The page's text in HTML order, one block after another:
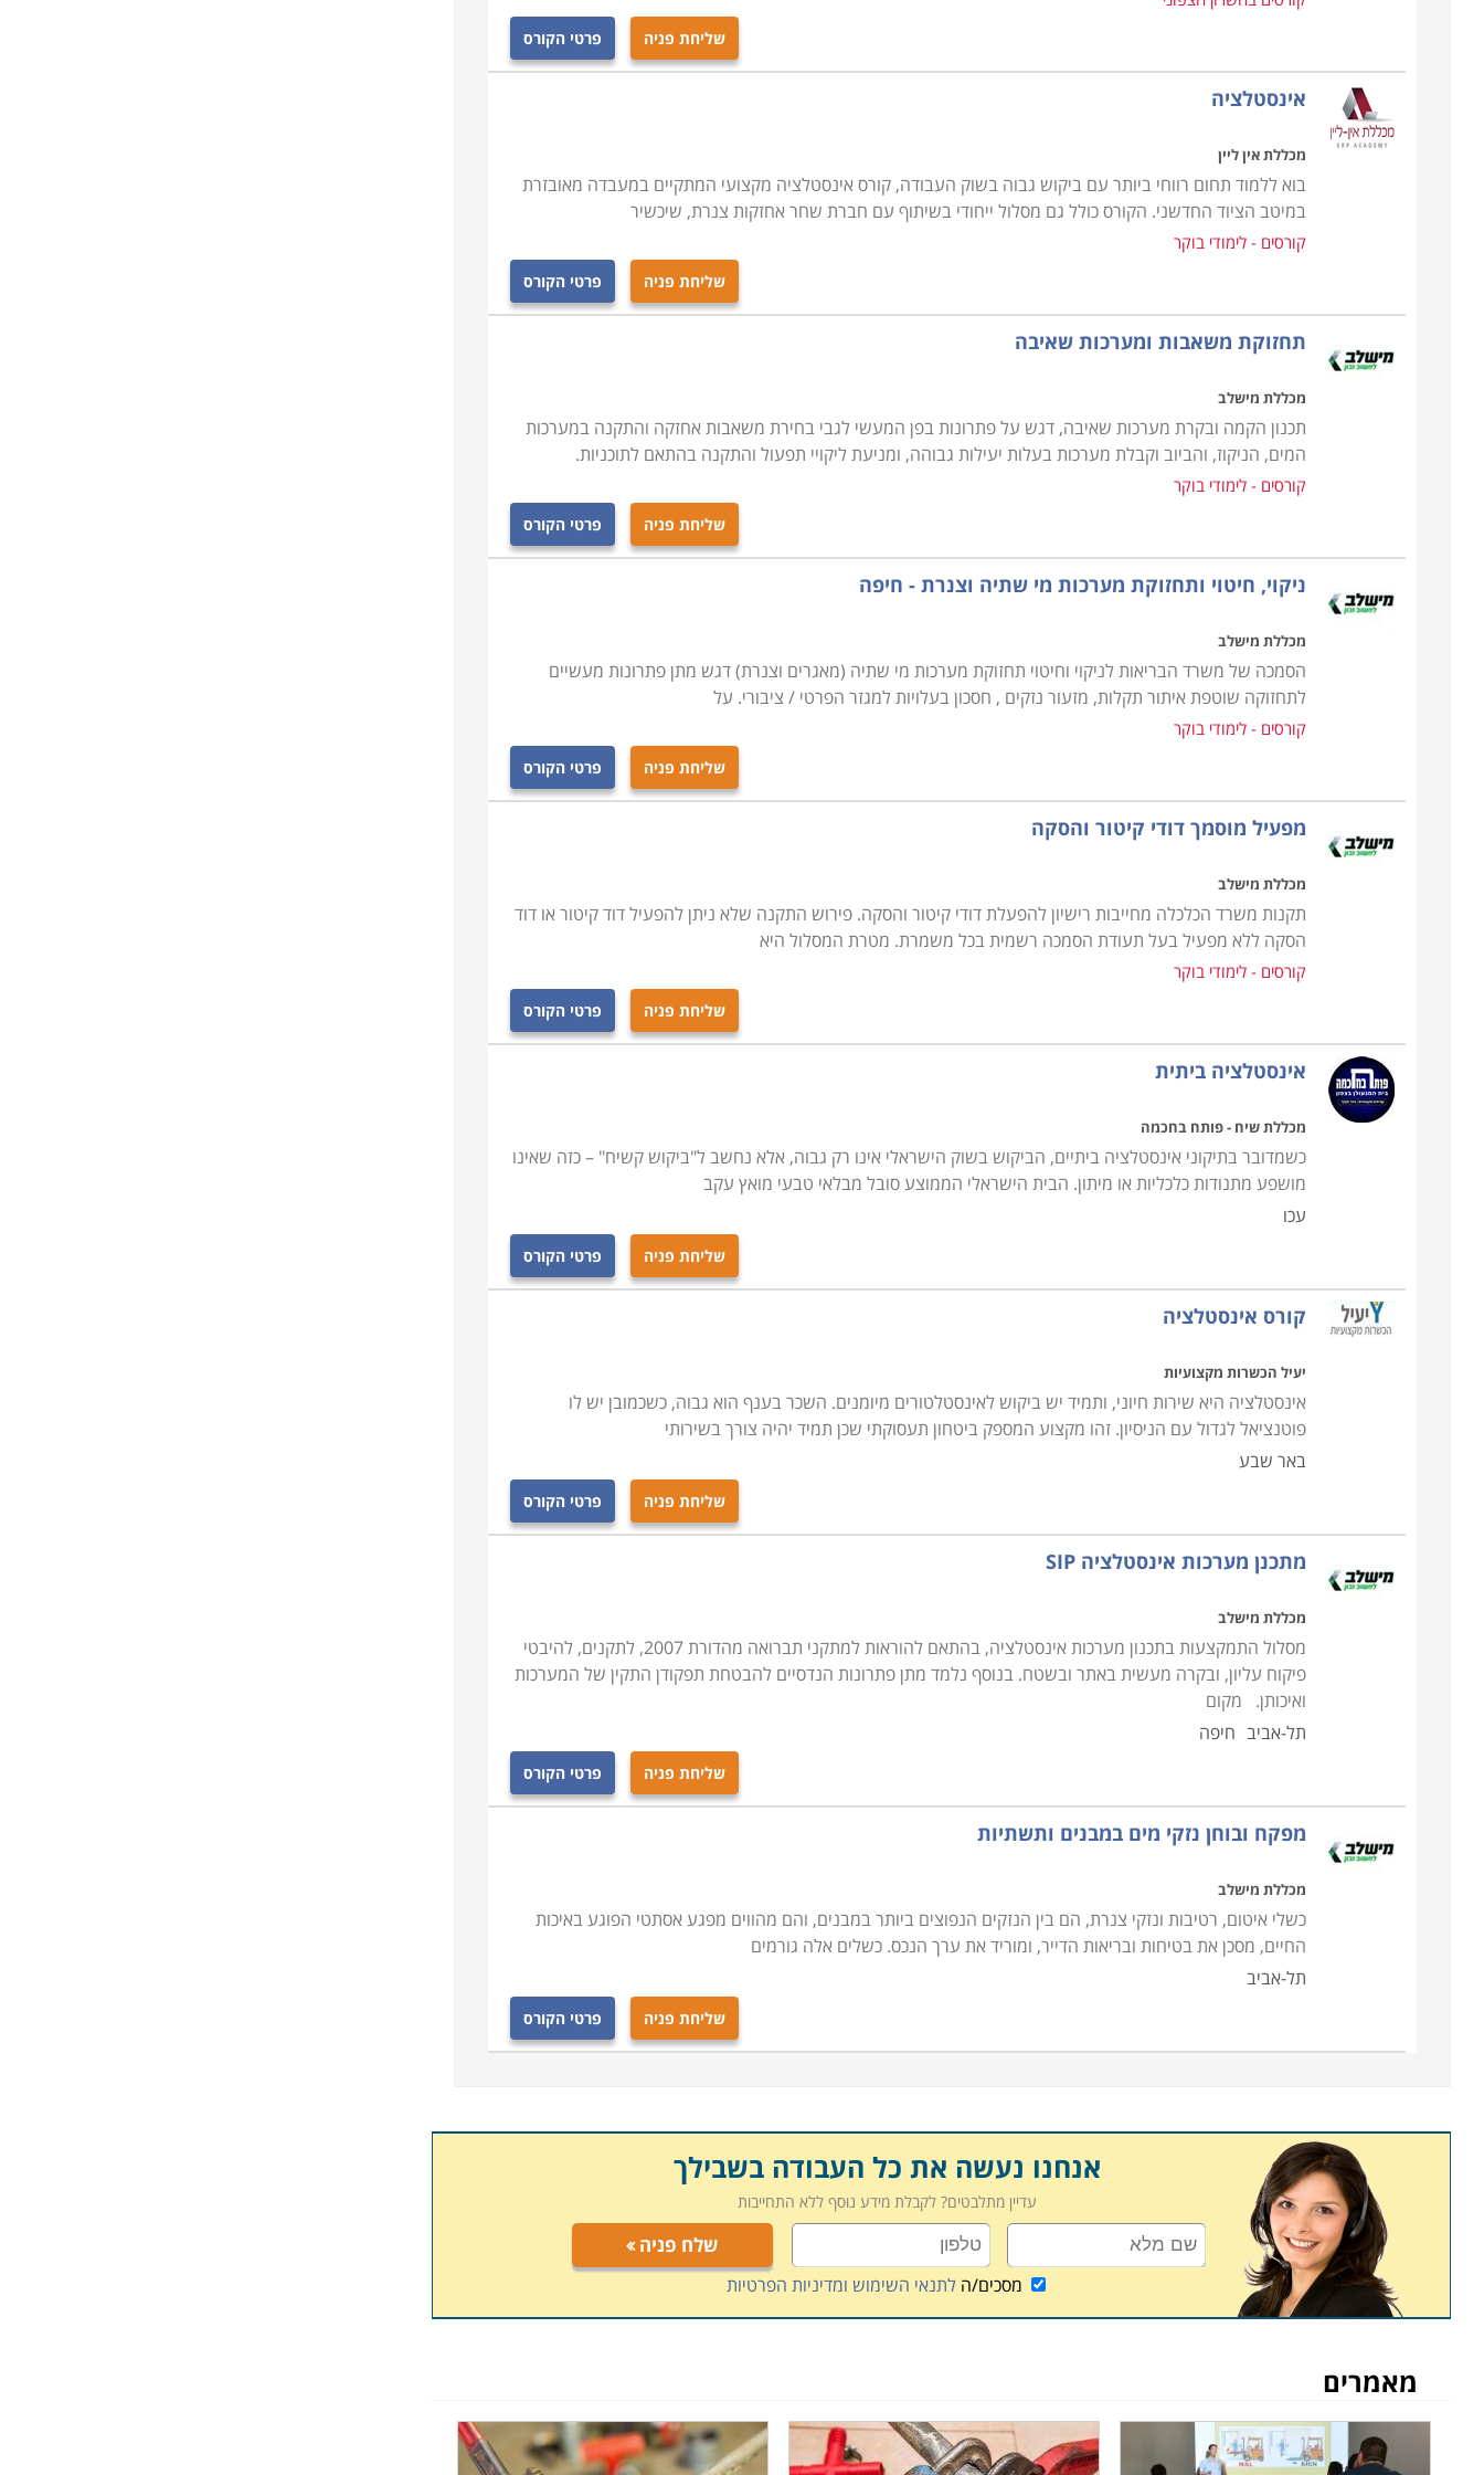
הבסיס, ניתן למצוא בין הקורסים המוצעים גם התמחויות ייחודיות אשר משמשות להעשרת הכלים המקצועיים והגדלת
מגוון הפתרונות והשירותים הניתנים ללקוח הפרטי או המוסדי. בין אלו תוכלו למצוא למשל הכשרת מפעילי דודי קיטור
והסקה, התקנת משאבות ומערכות שאיבה, ניקוי, חיטוי ותחזוקת מערכות מי שתיה וצנרת, אחזקת רשתות ביוב, התקנת
מערכת מים אפורים למחזור, ודוגמי מי ביוב שפכים וקולחין. רובם של מסלולים אלו הם בהשגחת משרד הבריאות,
ודורשים כתנאי קבלה את תעודת קורס השרברבות הבסיסי בהסמכת משרד התמ"ת.
קורס אינסטלציה ניתן ללמוד במספר מכללות ברחבי הארץ שרובן מתמחות בקורסים בתחום המקצועי. ניתן למצוא לימודי
שרברבות בתל אביב, בירושלים, קורס אינסטלציה בבאר שבע, חיפה ובערים גדולות נוספות.
שליחת פניה פרטי הקורס
אינסטלציה
מכללת אין ליין
בוא ללמוד תחום רווחי ביותר עם ביקוש גבוה בשוק העבודה, קורס אינסטלציה מקצועי המתקיים במעבדה מאובזרת
במיטב הציוד החדשני. הקורס כולל גם מסלול ייחודי בשיתוף עם חברת שחר אחזקות צנרת, שיכשיר
קורסים - לימודי בוקר
שליחת פניה פרטי הקורס
תחזוקת משאבות ומערכות שאיבה
מכללת מישלב
תכנון הקמה ובקרת מערכות שאיבה, דגש על פתרונות בפן המעשי לגבי בחירת משאבות אחזקה והתקנה במערכות
המים, הניקוז, והביוב וקבלת מערכות בעלות יעילות גבוהה, ומניעת ליקויי תפעול והתקנה בהתאם לתוכניות.
קורסים - לימודי בוקר
שליחת פניה פרטי הקורס
ניקוי, חיטוי ותחזוקת מערכות מי שתיה וצנרת - חיפה
מכללת מישלב
הסמכה של משרד הבריאות לניקוי וחיטוי תחזוקת מערכות מי שתיה (מאגרים וצנרת) דגש מתן פתרונות מעשיים
לתחזוקה שוטפת איתור תקלות, מזעור נזקים , חסכון בעלויות למגזר הפרטי / ציבורי. על
קורסים - לימודי בוקר
שליחת פניה פרטי הקורס
מפעיל מוסמך דודי קיטור והסקה
מכללת מישלב
תקנות משרד הכלכלה מחייבות רישיון להפעלת דודי קיטור והסקה. פירוש התקנה שלא ניתן להפעיל דוד קיטור או דוד
הסקה ללא מפעיל בעל תעודת הסמכה רשמית בכל משמרת. מטרת המסלול היא
קורסים - לימודי בוקר
שליחת פניה פרטי הקורס
אינסטלציה ביתית
מכללת שיח - פותח בחכמה
כשמדובר בתיקוני אינסטלציה ביתיים, הביקוש בשוק הישראלי אינו רק גבוה, אלא נחשב ל"ביקוש קשיח" – כזה שאינו
מושפע מתנודות כלכליות או מיתון. הבית הישראלי הממוצע סובל מבלאי טבעי מואץ עקב
עכו
שליחת פניה פרטי הקורס
קורס אינסטלציה
יעיל הכשרות מקצועיות
אינסטלציה היא שירות חיוני, ותמיד יש ביקוש לאינסטלטורים מיומנים. השכר בענף הוא גבוה, כשכמובן יש לו
פוטנציאל לגדול עם הניסיון. זהו מקצוע המספק ביטחון תעסוקתי שכן תמיד יהיה צורך בשירותי
באר שבע
שליחת פניה פרטי הקורס
מתכנן מערכות אינסטלציה SIP
מכללת מישלב
מסלול התמקצעות בתכנון מערכות אינסטלציה, בהתאם להוראות למתקני תברואה מהדורת 2007, לתקנים, להיבטי
פיקוח עליון, ובקרה מעשית באתר ובשטח. בנוסף נלמד מתן פתרונות הנדסיים להבטחת תפקודן התקין של המערכות
ואיכותן. מקום
תל-אביב חיפה
שליחת פניה פרטי הקורס
מפקח ובוחן נזקי מים במבנים ותשתיות
מכללת מישלב
כשלי איטום, רטיבות ונזקי צנרת, הם בין הנזקים הנפוצים ביותר במבנים, והם מהווים מפגע אסתטי הפוגע באיכות
החיים, מסכן את בטיחות ובריאות הדייר, ומוריד את ערך הנכס. כשלים אלה גורמים
תל-אביב
שליחת פניה פרטי הקורס
אנחנו נעשה את כל העבודה בשבילך
עדיין מתלבטים? לקבלת מידע נוסף ללא התחייבות
שלח פניה
מסכים/הלתנאי השימוש ומדיניות הפרטיות
מאמרים